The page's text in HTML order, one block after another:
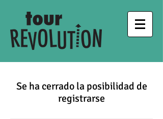
Se ha cerrado la posibilidad de
registrarse